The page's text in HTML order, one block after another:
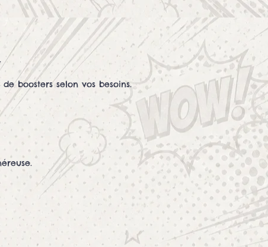
boosters selon vos besoins.